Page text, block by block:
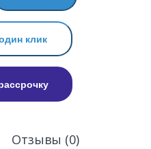
клик
в рассрочку
Отзывы (0)